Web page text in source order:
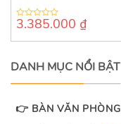
0
of
3.385.000 ₫
DANH MỤC NỔI BẬT
👉 BÀN VĂN PHÒNG